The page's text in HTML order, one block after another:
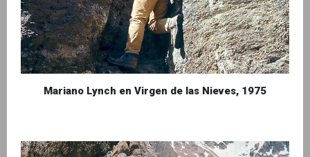
Mariano Lynch en Virgen de las Nieves, 1975